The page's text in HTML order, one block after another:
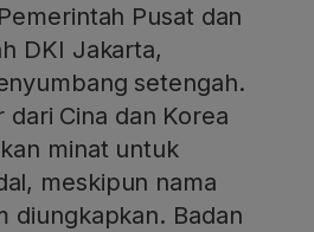
Pusat dan
DKI Jakarta,
setengah.
Cina dan Korea
minat untuk
meskipun nama
diungkapkan. Badan